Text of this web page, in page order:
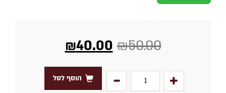
₪50.00
₪40.00
הוסף לסל